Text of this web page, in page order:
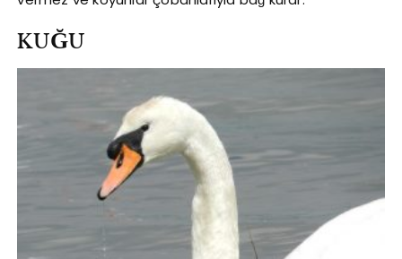
KUĞU